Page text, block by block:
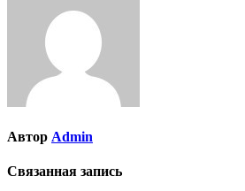
Автор Admin
Связанная запись